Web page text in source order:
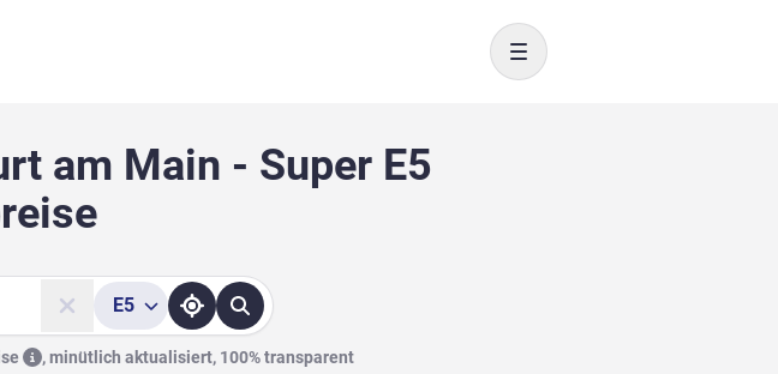
Toggle navigation
am Main - Super E5
E5
,minütlich aktualisiert, 100% transparent